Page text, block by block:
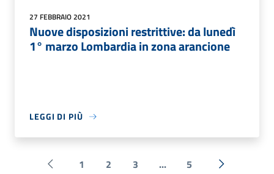
27 FEBBRAIO 2021
Nuove disposizioni restrittive: da lunedì
1° marzo Lombardia in zona arancione
LEGGI DI PIÙ
Pagina precedente
1 2 3 ... 5 Successiva